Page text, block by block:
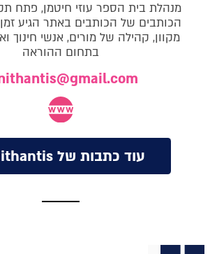
מנהלת בית הספר עוזי חיטמן, פתח
הכותבים של הכותבים באתר הגיע זמן
מקוון, קהילה של מורים, אנשי חינוך
בתחום ההוראה
עוד כתבות של ronithantis